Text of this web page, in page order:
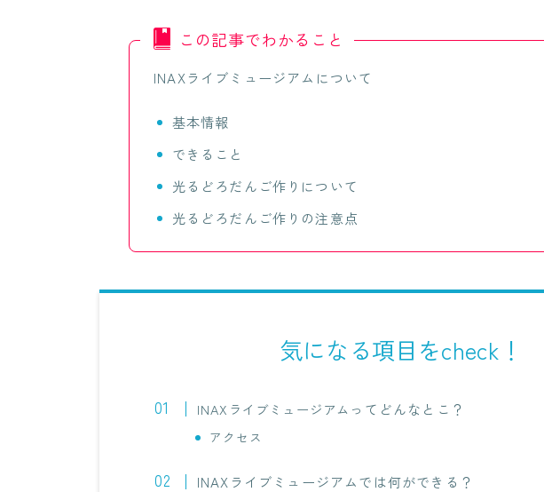
この記事でわかること
INAXライブミュージアムについて
基本情報
できること
光るどろだんご作りについて
光るどろだんご作りの注意点
気になる項目をcheck！
INAXライブミュージアム ってどんなとこ？
アクセス
INAXライブミュージアムでは何ができる？